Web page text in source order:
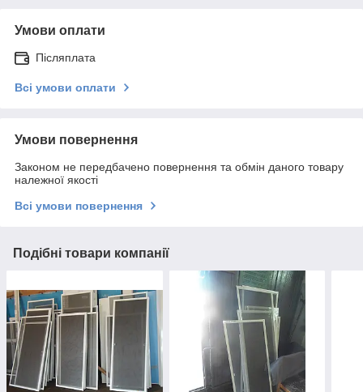
Умови оплати
Післяплата
Всі умови оплати
Умови повернення
Законом не передбачено повернення та обмін даного товару
належної якості
Всі умови повернення
Подібні товари компанії